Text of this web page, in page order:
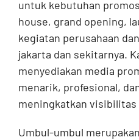
untuk kebutuhan
house, grand opening,
kegiatan perusahaan
jakarta dan sekitarnya.
menyediakan media
menarik, profesional,
meningkatkan visibilitas
Umbul-umbul